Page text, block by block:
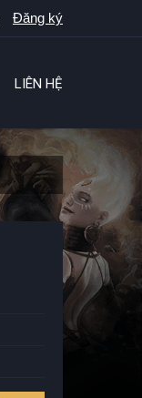
Đăng ký
LIÊN HỆ